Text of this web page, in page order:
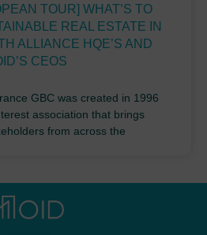
TOUR] WHAT’S TO
REAL ESTATE IN
ALLIANCE HQE’S AND
CEOS
GBC was created in 1996
association that brings
from across the